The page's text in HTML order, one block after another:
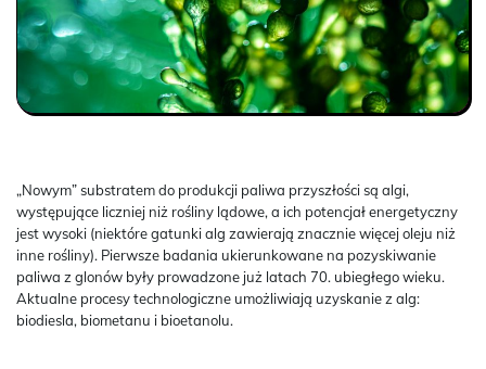
„Nowym” substratem do produkcji paliwa przyszłości są algi,
występujące liczniej niż rośliny lądowe, a ich potencjał energetyczny
jest wysoki (niektóre gatunki alg zawierają znacznie więcej oleju niż
inne rośliny). Pierwsze badania ukierunkowane na pozyskiwanie
paliwa z glonów były prowadzone już latach 70. ubiegłego wieku.
Aktualne procesy technologiczne umożliwiają uzyskanie z alg:
biodiesla, biometanu i bioetanolu.